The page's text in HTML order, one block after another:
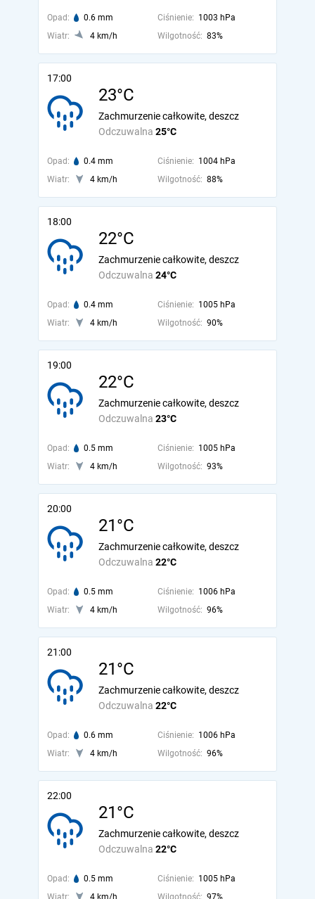
Opad: 0.6 mm Ciśnienie: 1003 hPa
Wiatr:
4 km/h Wilgotność: 83%
17:00
23°C
Odczuwalna 25°C
Zachmurzenie całkowite, deszcz
Opad: 0.4 mm Ciśnienie: 1004 hPa
Wiatr:
4 km/h Wilgotność: 88%
18:00
22°C
Odczuwalna 24°C
Zachmurzenie całkowite, deszcz
Opad: 0.4 mm Ciśnienie: 1005 hPa
Wiatr:
4 km/h Wilgotność: 90%
19:00
22°C
Odczuwalna 23°C
Zachmurzenie całkowite, deszcz
Opad: 0.5 mm Ciśnienie: 1005 hPa
Wiatr:
4 km/h Wilgotność: 93%
20:00
21°C
Odczuwalna 22°C
Zachmurzenie całkowite, deszcz
Opad: 0.5 mm Ciśnienie: 1006 hPa
Wiatr:
4 km/h Wilgotność: 96%
21:00
21°C
Odczuwalna 22°C
Zachmurzenie całkowite, deszcz
Opad: 0.6 mm Ciśnienie: 1006 hPa
Wiatr:
4 km/h Wilgotność: 96%
22:00
21°C
Odczuwalna 22°C
Zachmurzenie całkowite, deszcz
Opad: 0.5 mm Ciśnienie: 1005 hPa
Wiatr:
4 km/h Wilgotność: 97%